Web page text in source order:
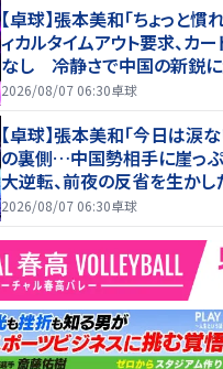
【卓球】張本美和「ちょっと慣
ィカルタイムアウト要求、カ
なし 冷静さで中国の新鋭
2026/08/07 06:30卓球
【卓球】張本美和「今日は涙
の裏側…中国勢相手に崖っ
大逆転、前夜の反省を生かし
2026/08/07 06:30卓球